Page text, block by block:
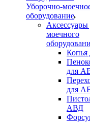
Уборочно-
оборудование
Аксессуары
моечного
для
для
АВД